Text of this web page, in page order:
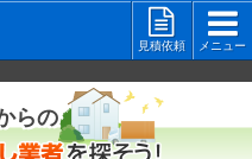
見積依頼
メニュー
らの